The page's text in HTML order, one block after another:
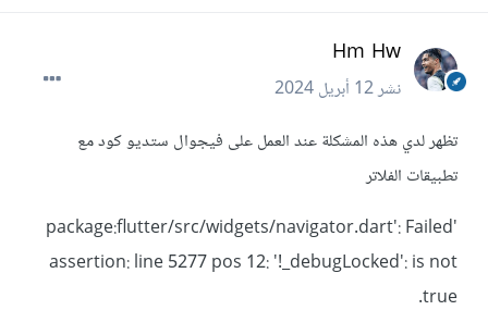
Hm Hw
نشر12 أبريل 2024
تظهر لدي هذه المشكلة عند العمل على فيجوال ستديو كود مع
تطبيقات الفلاتر
'package:flutter/src/widgets/navigator.dart': Failed
assertion: line 5277 pos 12: '!_debugLocked': is not
true.